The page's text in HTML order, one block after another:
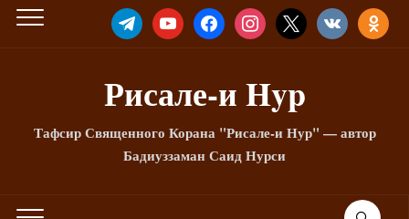
TELEGRAMYOUTUBEFACEBOOKINSTAGRAM
X VKONTAKTE
Рисале-и Hyp
Тафсир Священного Корана "Рисале-и Нур" — автор
Бадиуззаман Саид Нурси